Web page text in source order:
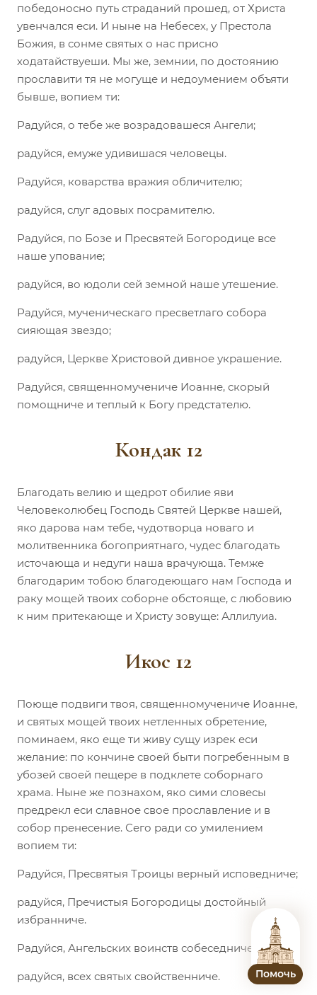
победоносно путь страданий прошед, от Христа
увенчался еси. И ныне на Небесех, у Престола
Божия, в сонме святых о нас присно
ходатайствуеши. Мы же, земнии, по достоянию
прославити тя не могуще и недоумением объяти
бывше, вопием ти:
Радуйся, о тебе же возрадовашеся Ангели;
радуйся, емуже удивишася человецы.
Радуйся, коварства вражия обличителю;
радуйся, слуг адовых посрамителю.
Радуйся, по Бозе и Пресвятей Богородице все
наше упование;
радуйся, во юдоли сей земной наше утешение.
Радуйся, мученическаго пресветлаго собора
сияющая звездо;
радуйся, Церкве Христовой дивное украшение.
Радуйся, священномучениче Иоанне, скорый
помощниче и теплый к Богу предстателю.
Кондак 12
Благодать велию и щедрот обилие яви
Человеколюбец Господь Святей Церкве нашей,
яко дарова нам тебе, чудотворца новаго и
молитвенника богоприятнаго, чудес благодать
источающа и недуги наша врачующа. Темже
благодарим тобою благодеющаго нам Господа и
раку мощей твоих соборне обстояще, с любовию
к ним притекающе и Христу зовуще: Аллилуиа.
Икос 12
Поюще подвиги твоя, священномучениче Иоанне,
и святых мощей твоих нетленных обретение,
поминаем, яко еще ти живу сущу изрек еси
желание: по кончине своей быти погребенным в
убозей своей пещере в подклете соборнаго
храма. Ныне же познахом, яко сими словесы
предрекл еси славное свое прославление и в
собор пренесение. Сего ради со умилением
вопием ти:
Радуйся, Пресвятыя Троицы верный исповедниче;
радуйся, Пречистыя Богородицы достойный
избранниче.
Радуйся, Ангельских воинств собеседниче;
радуйся, всех святых свойственниче. Помочь